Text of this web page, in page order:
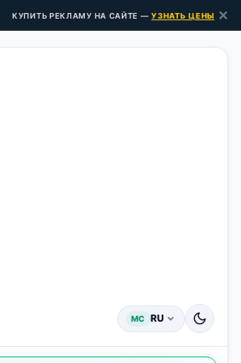
КУПИТЬ РЕКЛАМУ НА САЙТЕ —УЗНАТЬ ЦЕНЫ ЗДЕСЬ
✕
MC RU